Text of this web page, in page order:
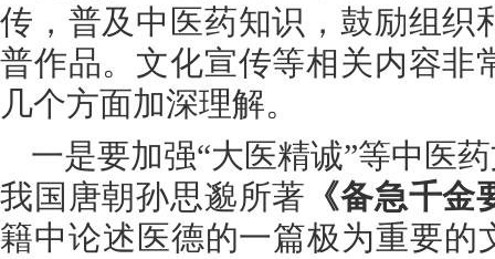
传，普及中医药知识，鼓励组织
普作品。文化宣传等相关内容非
几个方面加深理解。
一是要加强“大医精诚”等中医
我国唐朝孙思邈所著 《备急千金
籍中论述医德的一篇极为重要的